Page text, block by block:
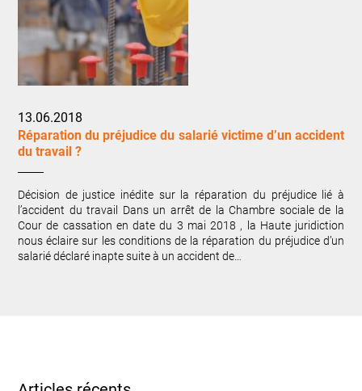
13.06.2018
Réparation du préjudice du salarié victime d’un accident
du travail ?
Décision de justice inédite sur la réparation du préjudice lié à
l’accident du travail Dans un arrêt de la Chambre sociale de la
Cour de cassation en date du 3 mai 2018 , la Haute juridiction
nous éclaire sur les conditions de la réparation du préjudice d’un
salarié déclaré inapte suite à un accident de…